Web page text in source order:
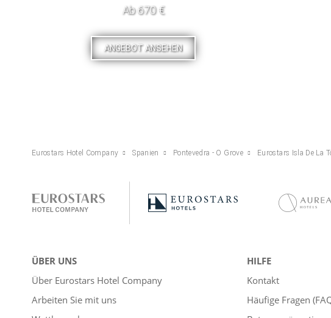
Ab 670 €
ANGEBOT ANSEHEN
Eurostars Hotel Company Spanien Pontevedra - O Grove Eurostars Isla De La
ÜBER UNS
Über Eurostars Hotel Company
Arbeiten Sie mit uns
HILFE
Kontakt
Häufige Fragen